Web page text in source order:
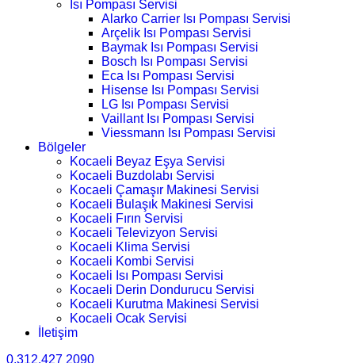
Isı Pompası Servisi
Alarko Carrier Isı Pompası Servisi
Arçelik Isı Pompası Servisi
Baymak Isı Pompası Servisi
Bosch Isı Pompası Servisi
Eca Isı Pompası Servisi
Hisense Isı Pompası Servisi
LG Isı Pompası Servisi
Vaillant Isı Pompası Servisi
Viessmann Isı Pompası Servisi
Bölgeler
Kocaeli Beyaz Eşya Servisi
Kocaeli Buzdolabı Servisi
Kocaeli Çamaşır Makinesi Servisi
Kocaeli Bulaşık Makinesi Servisi
Kocaeli Fırın Servisi
Kocaeli Televizyon Servisi
Kocaeli Klima Servisi
Kocaeli Kombi Servisi
Kocaeli Isı Pompası Servisi
Kocaeli Derin Dondurucu Servisi
Kocaeli Kurutma Makinesi Servisi
Kocaeli Ocak Servisi
İletişim
0.312.427 2090